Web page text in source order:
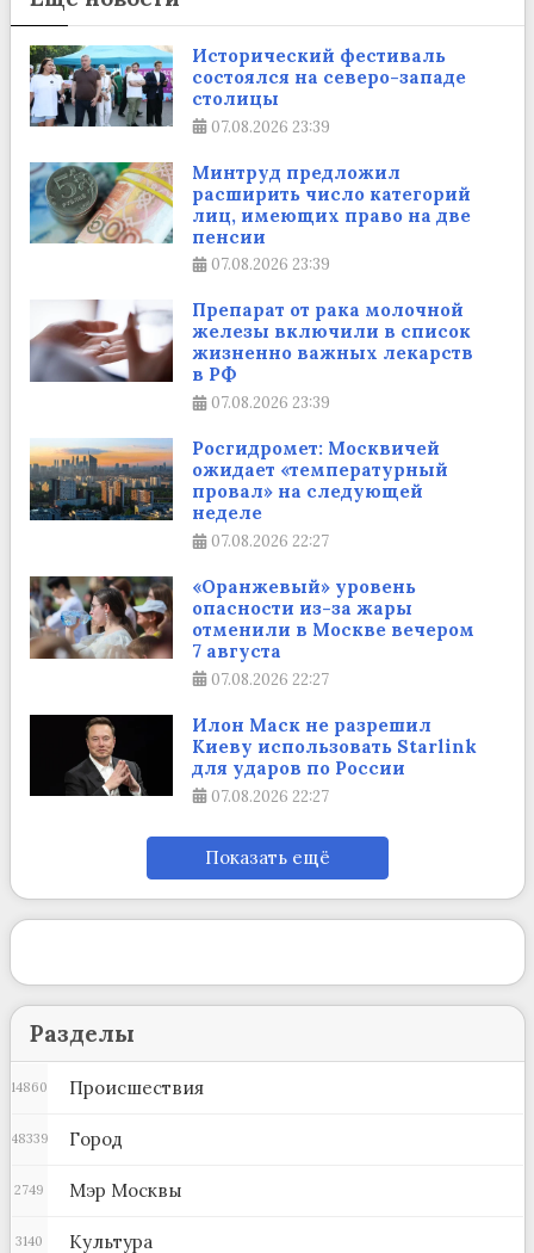
Исторический фестиваль
состоялся на северо-западе
столицы
07.08.2026 23:39
Минтруд предложил
расширить число категорий
лиц, имеющих право на две
пенсии
07.08.2026 23:39
Препарат от рака молочной
железы включили в список
жизненно важных лекарств
в РФ
07.08.2026 23:39
Росгидромет: Москвичей
ожидает «температурный
провал» на следующей
неделе
07.08.2026 22:27
«Оранжевый» уровень
опасности из-за жары
отменили в Москве вечером
7 августа
07.08.2026 22:27
Илон Маск не разрешил
Киеву использовать Starlink
для ударов по России
07.08.2026 22:27
Показать ещё
Разделы
Происшествия
14860
Город
48339
Мэр Москвы
2749
Культура
3140